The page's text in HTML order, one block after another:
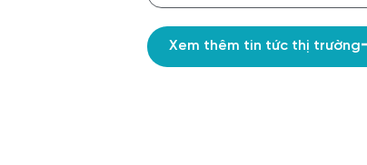
Xem thêm tin tức thị trường